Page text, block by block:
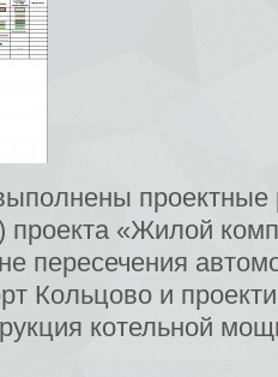
проектные
«Жилой
пересечения
Кольцово и
котельной